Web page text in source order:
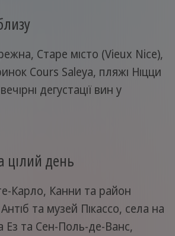
Старе місто (Vieux Nice),
Cours Saleya, пляжі Ніцци
дегустації вин у
цілий день
Карло, Канни та район
та музей Пікассо, села на
Ез та Сен-Поль-де-Ванс,